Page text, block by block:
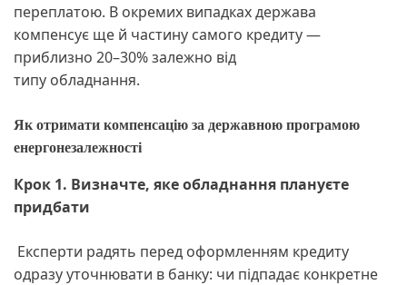
переплатою. В окремих випадках держава
компенсує ще й частину самого кредиту —
приблизно 20–30% залежно від
типу обладнання.
Як отримати компенсацію за державною програмою
енергонезалежності
Крок 1. Визначте, яке обладнання плануєте
придбати
Експерти радять перед оформленням кредиту
одразу уточнювати в банку: чи підпадає конкретне